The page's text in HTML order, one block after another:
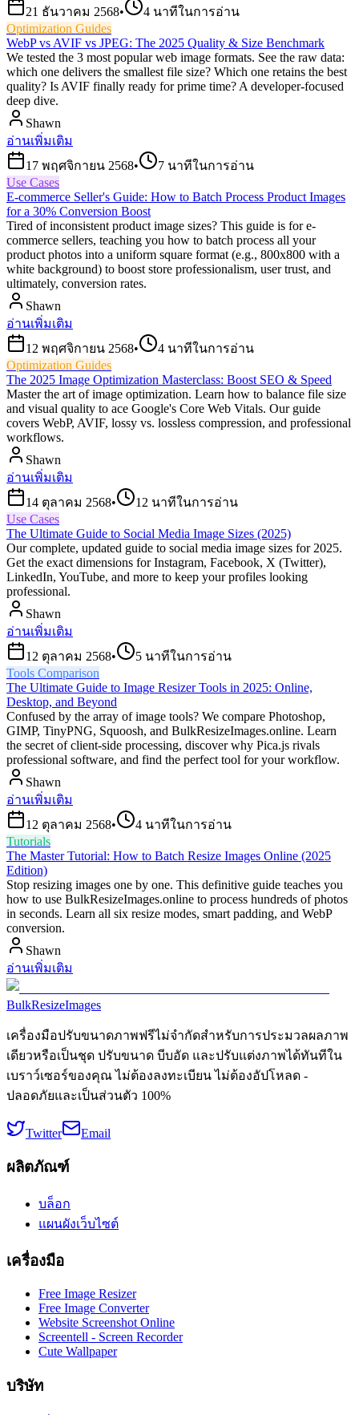
21 ธันวาคม 2568• 4 นาทีในการอ่าน
Optimization Guides
WebP vs AVIF vs JPEG: The 2025 Quality & Size Benchmark
We tested the 3 most popular web image formats. See the raw data:
which one delivers the smallest file size? Which one retains the best
quality? Is AVIF finally ready for prime time? A developer-focused
deep dive.
Shawn
อ่านเพิ่มเติม
17 พฤศจิกายน 2568• 7 นาทีในการอ่าน
Use Cases
E-commerce Seller's Guide: How to Batch Process Product Images
for a 30% Conversion Boost
Tired of inconsistent product image sizes? This guide is for e-
commerce sellers, teaching you how to batch process all your
product photos into a uniform square format (e.g., 800x800 with a
white background) to boost store professionalism, user trust, and
ultimately, conversion rates.
Shawn
อ่านเพิ่มเติม
12 พฤศจิกายน 2568• 4 นาทีในการอ่าน
Optimization Guides
The 2025 Image Optimization Masterclass: Boost SEO & Speed
Master the art of image optimization. Learn how to balance file size
and visual quality to ace Google's Core Web Vitals. Our guide
covers WebP, AVIF, lossy vs. lossless compression, and professional
workflows.
Shawn
อ่านเพิ่มเติม
14 ตุลาคม 2568• 12 นาทีในการอ่าน
Use Cases
The Ultimate Guide to Social Media Image Sizes (2025)
Our complete, updated guide to social media image sizes for 2025.
Get the exact dimensions for Instagram, Facebook, X (Twitter),
LinkedIn, YouTube, and more to keep your profiles looking
professional.
Shawn
อ่านเพิ่มเติม
12 ตุลาคม 2568• 5 นาทีในการอ่าน
Tools Comparison
The Ultimate Guide to Image Resizer Tools in 2025: Online,
Desktop, and Beyond
Confused by the array of image tools? We compare Photoshop,
GIMP, TinyPNG, Squoosh, and BulkResizeImages.online. Learn
the secret of client-side processing, discover why Pica.js rivals
professional software, and find the perfect tool for your workflow.
Shawn
อ่านเพิ่มเติม
12 ตุลาคม 2568• 4 นาทีในการอ่าน
Tutorials
The Master Tutorial: How to Batch Resize Images Online (2025
Edition)
Stop resizing images one by one. This definitive guide teaches you
how to use BulkResizeImages.online to process hundreds of photos
in seconds. Learn all six resize modes, smart padding, and WebP
conversion.
Shawn
อ่านเพิ่มเติม
BulkResizeImages
เครื่องมือปรับขนาดภาพฟรีไม่จำกัดสำหรับการประมวลผลภาพ
เดียวหรือเป็นชุด ปรับขนาด บีบอัด และปรับแต่งภาพได้ทันทีใน
เบราว์เซอร์ของคุณ ไม่ต้องลงทะเบียน ไม่ต้องอัปโหลด -
ปลอดภัยและเป็นส่วนตัว 100%
Twitter Email
ผลิตภัณฑ์
บล็อก
แผนผังเว็บไซต์
เครื่องมือ
Free Image Resizer
Free Image Converter
Website Screenshot Online
Screentell - Screen Recorder
Cute Wallpaper
บริษัท